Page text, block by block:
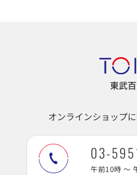
東武
オンラインショップ
03-
午前10時 ～